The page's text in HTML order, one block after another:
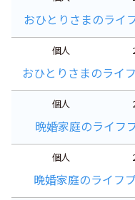
おひとりさまのライ
個人
おひとりさまのライ
個人
晩婚家庭のライフ
個人
晩婚家庭のライフ